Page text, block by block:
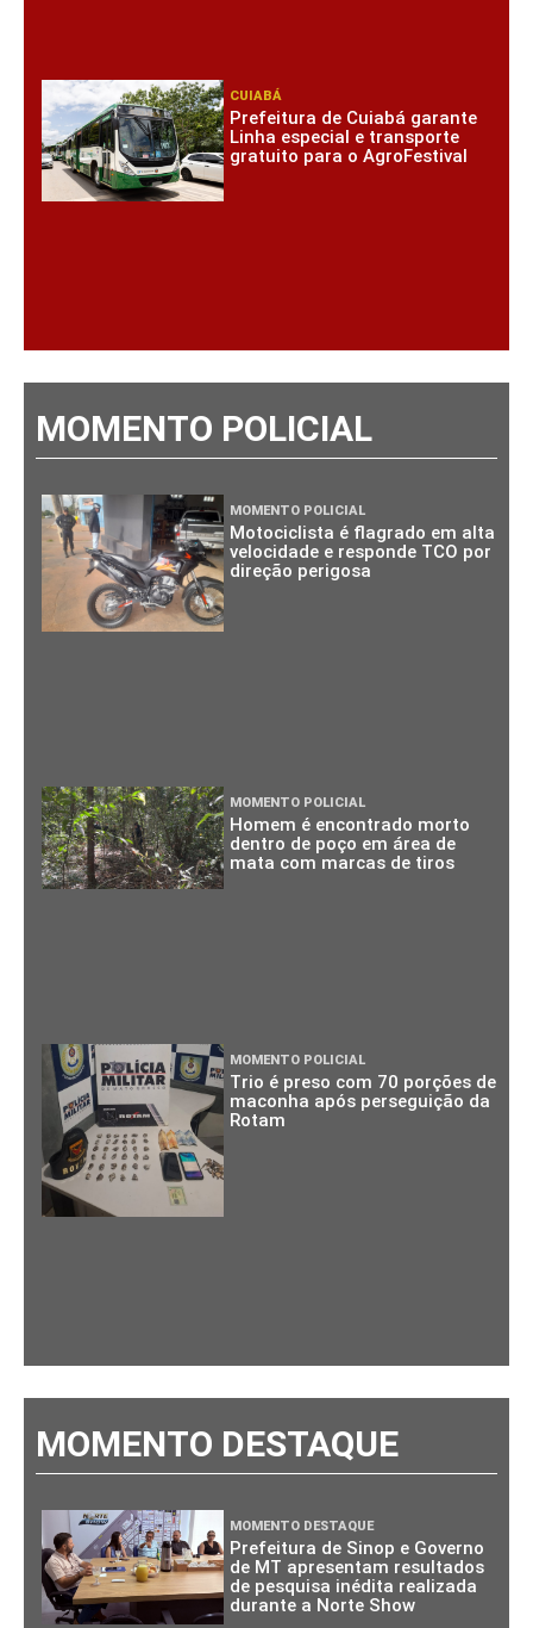
CUIABÁ
Prefeitura de Cuiabá garante
Linha especial e transporte
gratuito para o AgroFestival
MOMENTO POLICIAL
MOMENTO POLICIAL
Motociclista é flagrado em alta
velocidade e responde TCO por
direção perigosa
MOMENTO POLICIAL
Homem é encontrado morto
dentro de poço em área de
mata com marcas de tiros
MOMENTO POLICIAL
Trio é preso com 70 porções de
maconha após perseguição da
Rotam
MOMENTO DESTAQUE
MOMENTO DESTAQUE
Prefeitura de Sinop e Governo
de MT apresentam resultados
de pesquisa inédita realizada
durante a Norte Show